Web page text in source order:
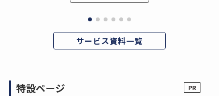
サービス資料一覧
特設ページ